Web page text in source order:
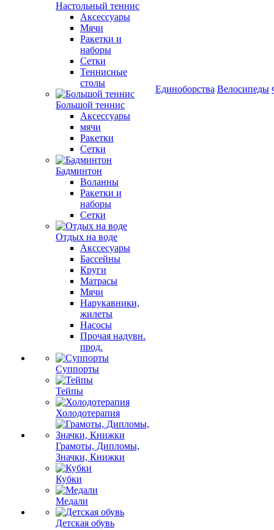
Настольный теннис
Аксессуары
Мячи
Ракетки и
наборы
Сетки
Теннисные
столы
Большой теннис
Аксессуары
мячи
Ракетки
Сетки
Бадминтон
Воланны
Ракетки и
наборы
Сетки
Отдых на воде
Акссесуары
Бассейны
Круги
Матрасы
Мячи
Нарукавники,
жилеты
Насосы
Прочая надувн.
прод.
Суппорты
Тейпы
Холодотерапия
Грамоты, Дипломы,
Значки, Книжки
Кубки
Медали
Детская обувь
Единоборства Велосипеды